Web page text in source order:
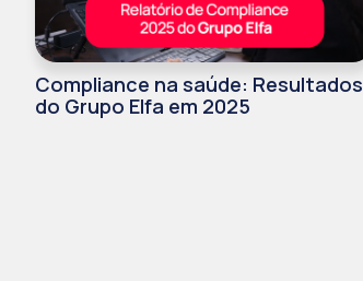
Compliance na saúde: Resultados
do Grupo Elfa em 2025